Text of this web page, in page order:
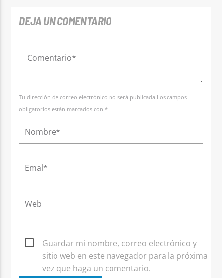
DEJA UN COMENTARIO
Tu dirección de correo electrónico no será publicada.Los campos
obligatorios están marcados con *
Guardar mi nombre, correo electrónico y
sitio web en este navegador para la próxima
vez que haga un comentario.